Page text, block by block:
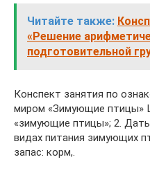
Читайте также:
«Решение
подготовительной
Конспект занятия по
миром «Зимующие птицы»
«зимующие птицы»; 2.
видах питания зимующих
запас: корм,.